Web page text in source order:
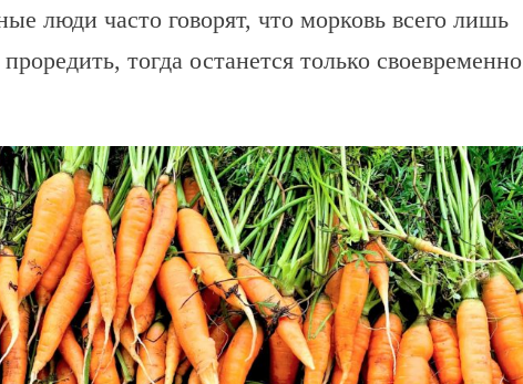
люди часто говорят, что морковь всего лишь
тогда останется только своевременно